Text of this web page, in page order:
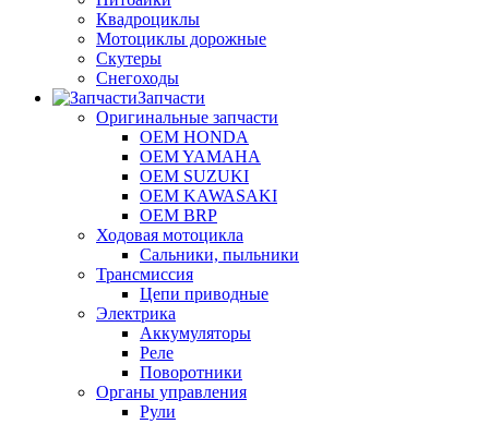
Квадроциклы
Мотоциклы дорожные
Скутеры
Снегоходы
Запчасти
Оригинальные запчасти
OEM HONDA
OEM YAMAHA
OEM SUZUKI
OEM KAWASAKI
OEM BRP
Ходовая мотоцикла
Сальники, пыльники
Трансмиссия
Цепи приводные
Электрика
Аккумуляторы
Реле
Поворотники
Органы управления
Рули